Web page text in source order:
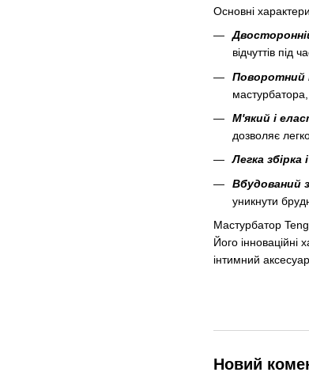
Основні
відчуттів під
Поворотний
М'який і
дозволяє
Легка збірка
Вбудований
уникнути
Мастурбатор
Його інноваційні
інтимний аксесуар.
Новий